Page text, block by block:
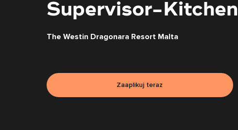
Supervisor-Kitchen
The Westin Dragonara Resort Malta
Zaaplikuj teraz